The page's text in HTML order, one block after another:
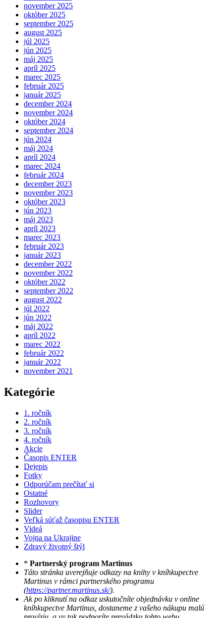
november 2025
október 2025
september 2025
august 2025
júl 2025
jún 2025
máj 2025
apríl 2025
marec 2025
február 2025
január 2025
december 2024
november 2024
október 2024
september 2024
jún 2024
máj 2024
apríl 2024
marec 2024
február 2024
december 2023
november 2023
október 2023
jún 2023
máj 2023
apríl 2023
marec 2023
február 2023
január 2023
december 2022
november 2022
október 2022
september 2022
august 2022
júl 2022
jún 2022
máj 2022
apríl 2022
marec 2022
február 2022
január 2022
november 2021
Kategórie
1. ročník
2. ročník
3. ročník
4. ročník
Akcie
Časopis ENTER
Dejepis
Fotky
Odporúčam prečítať si
Ostatné
Rozhovory
Slider
Veľká súťaž časopisu ENTER
Videá
Vojna na Ukrajine
Zdravý životný štýl
* Partnerský program Martinus
Táto stránka uverejňuje odkazy na knihy v kníhkupectve
Martinus v rámci partnerského programu
(https://partner.martinus.sk/).
Ak po kliknutí na odkaz uskutočníte objednávku v online
kníhkupectve Martinus, dostaneme z vašeho nákupu malú